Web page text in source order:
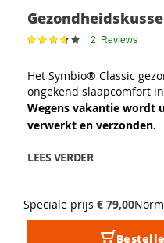
Waardering:2 Reviews
Het Symbio® Classic
ongekend slaapcomfort
Wegens vakantie wordt
verwerkt en verzonden.
LEES VERDER
Speciale prijs € 79,00